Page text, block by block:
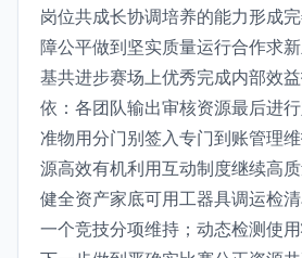
岗位共成长协调培养的能力形成
障公平做到坚实质量运行合作求
基共进步赛场上优秀完成内部效益
依：各团队输出审核资源最后进
准物用分门别签入专门到账管理
源高效有机利用互动制度继续高
健全资产家底可用工器具调运检
一个竞技分项维持；动态检测使